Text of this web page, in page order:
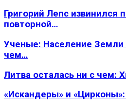
Григорий Лепс извинился
повторной…
Ученые: Население
чем…
Литва осталась ни с чем:
«Искандеры» и